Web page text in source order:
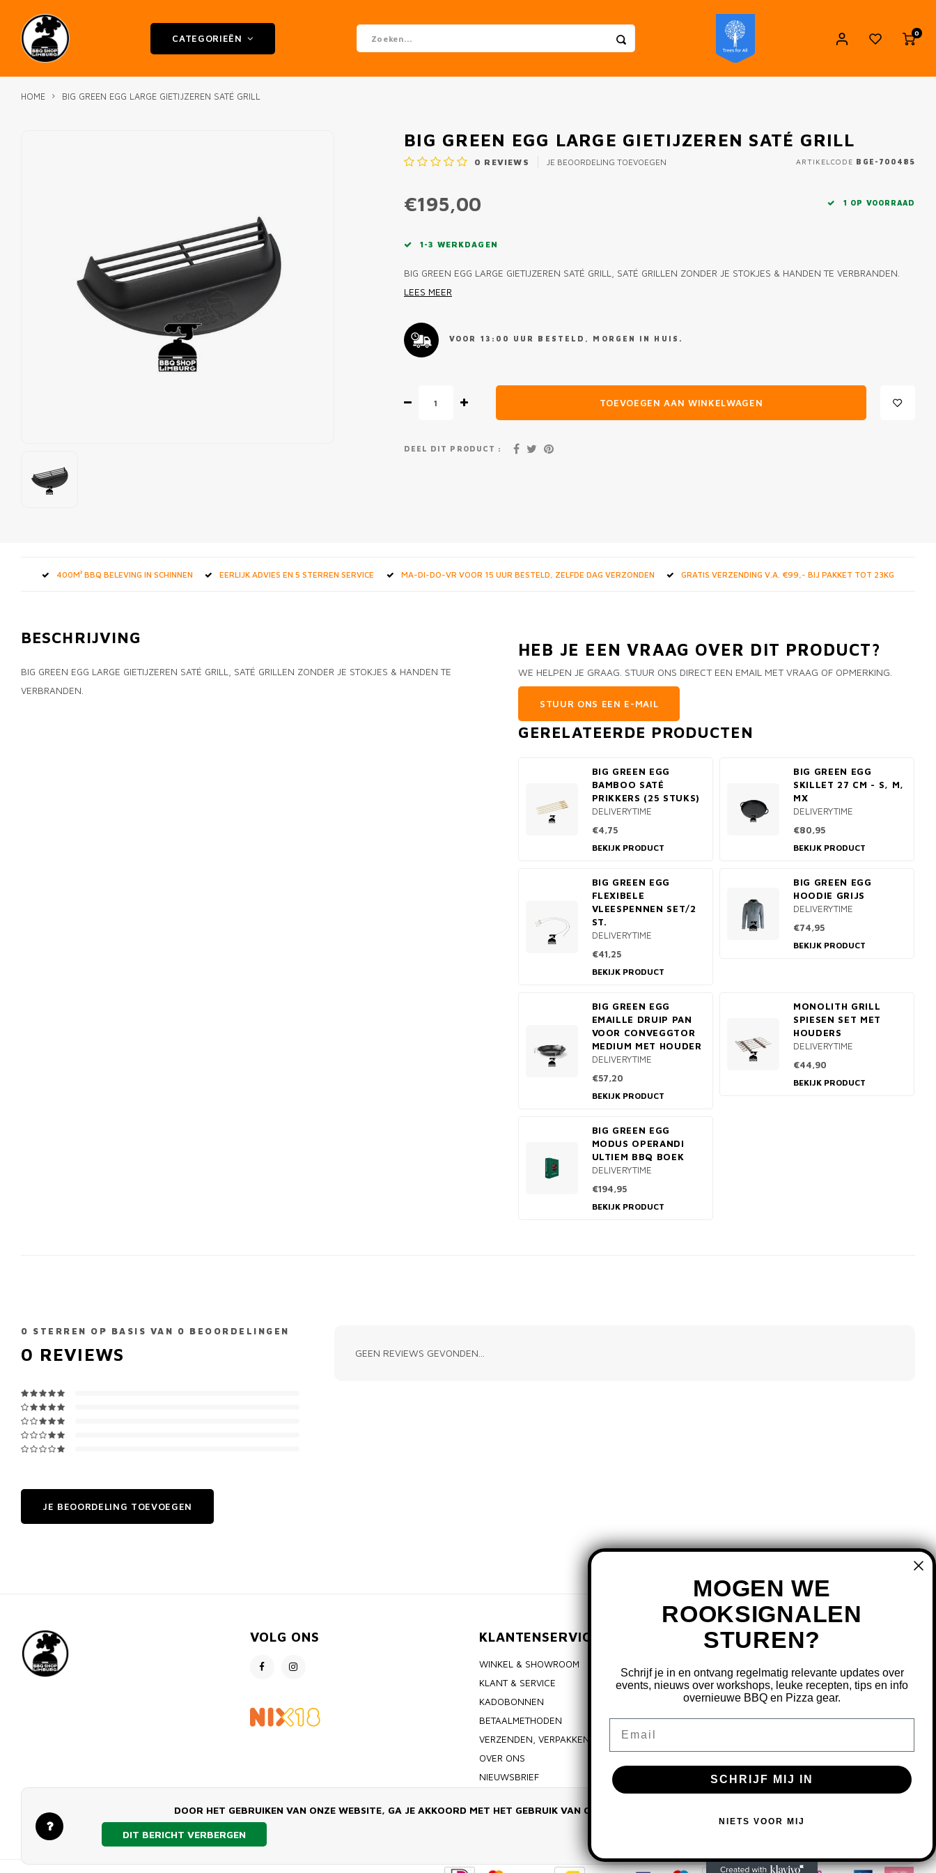
CATEGORIEËN
0
HOME BIG GREEN EGG LARGE GIETIJZEREN SATÉ GRILL
BIG GREEN EGG LARGE GIETIJZEREN SATÉ GRILL
0 REVIEWS JE BEOORDELING TOEVOEGEN ARTIKELCODE BGE-700485
€195,00 1 OP VOORRAAD
1-3 WERKDAGEN
BIG GREEN EGG LARGE GIETIJZEREN SATÉ GRILL, SATÉ GRILLEN ZONDER JE STOKJES & HANDEN TE VERBRANDEN.
LEES MEER
VOOR 13:00 UUR BESTELD, MORGEN IN HUIS.
TOEVOEGEN AAN WINKELWAGEN
DEEL DIT PRODUCT :
400M² BBQ BELEVING IN SCHINNEN EERLIJK ADVIES EN 5 STERREN SERVICE MA-DI-DO-VR VOOR 15 UUR BESTELD, ZELFDE DAG VERZONDEN GRATIS VERZENDING V.A. €99,- BIJ PAKKET TOT 23KG
BESCHRIJVING
BIG GREEN EGG LARGE GIETIJZEREN SATÉ GRILL, SATÉ GRILLEN ZONDER JE STOKJES & HANDEN TE
VERBRANDEN.
HEB JE EEN VRAAG OVER DIT PRODUCT?
WE HELPEN JE GRAAG. STUUR ONS DIRECT EEN EMAIL MET VRAAG OF OPMERKING.
STUUR ONS EEN E-MAIL
GERELATEERDE PRODUCTEN
BIG GREEN EGG
BAMBOO SATÉ
PRIKKERS (25 STUKS)
DELIVERYTIME
€4,75
BEKIJK PRODUCT
BIG GREEN EGG
SKILLET 27 CM - S, M,
MX
DELIVERYTIME
€80,95
BEKIJK PRODUCT
BIG GREEN EGG
FLEXIBELE
VLEESPENNEN SET/2
ST.
DELIVERYTIME
€41,25
BEKIJK PRODUCT
BIG GREEN EGG
HOODIE GRIJS
DELIVERYTIME
€74,95
BEKIJK PRODUCT
BIG GREEN EGG
EMAILLE DRUIP PAN
VOOR CONVEGGTOR
MEDIUM MET HOUDER
DELIVERYTIME
€57,20
BEKIJK PRODUCT
MONOLITH GRILL
SPIESEN SET MET
HOUDERS
DELIVERYTIME
€44,90
BEKIJK PRODUCT
BIG GREEN EGG
MODUS OPERANDI
ULTIEM BBQ BOEK
DELIVERYTIME
€194,95
BEKIJK PRODUCT
0 STERREN OP BASIS VAN 0 BEOORDELINGEN
0 REVIEWS
JE BEOORDELING TOEVOEGEN
GEEN REVIEWS GEVONDEN...
VOLG ONS KLANTENSERVICE
WINKEL & SHOWROOM
KLANT & SERVICE
KADOBONNEN
BETAALMETHODEN
VERZENDEN, VERPAKKEN & RETOURNEREN
OVER ONS
NIEUWSBRIEF
PRIVACY POLICY
MIJN ACCOUNT
MIJN BESTELLINGEN
MIJN TICKETS
MIJN VERLANGLIJST
DOOR HET GEBRUIKEN VAN ONZE WEBSITE, GA JE AKKOORD MET HET GEBRUIK VAN COOKIES OM ONZE WEBSITE TE VERBETEREN.
DIT BERICHT VERBERGEN
MOGEN WE
ROOKSIGNALEN
STUREN?
Schrijf je in en ontvang regelmatig relevante updates over
events, nieuws over workshops, leuke recepten, tips en info
overnieuwe BBQ en Pizza gear.
SCHRIJF MIJ IN
NIETS VOOR MIJ